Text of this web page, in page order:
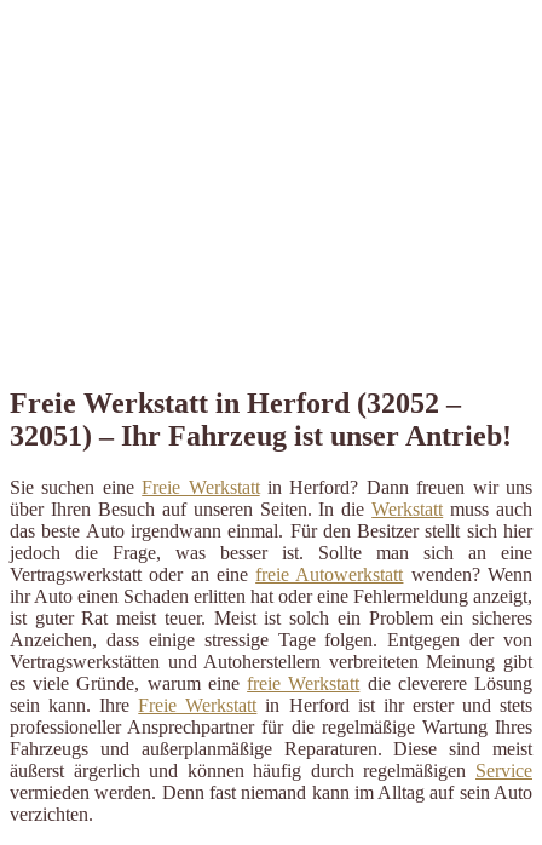
Freie Werkstatt in Herford (32052 –
32051) – Ihr Fahrzeug ist unser Antrieb!
Sie suchen eineFreie Werkstattin Herford? Dann freuen wir uns
über Ihren Besuch auf unseren Seiten. In dieWerkstatt muss auch
das beste Auto irgendwann einmal. Für den Besitzer stellt sich hier
jedoch die Frage, was besser ist. Sollte man sich an eine
Vertragswerkstatt oder an einefreie Autowerkstatt wenden? Wenn
ihr Auto einen Schaden erlitten hat oder eine Fehlermeldung anzeigt,
ist guter Rat meist teuer. Meist ist solch ein Problem ein sicheres
Anzeichen, dass einige stressige Tage folgen. Entgegen der von
Vertragswerkstätten und Autoherstellern verbreiteten Meinung gibt
es viele Gründe, warum einefreie Werkstatt die cleverere Lösung
sein kann. IhreFreie Werkstatt in Herford ist ihr erster und stets
professioneller Ansprechpartner für die regelmäßige Wartung Ihres
Fahrzeugs und außerplanmäßige Reparaturen. Diese sind meist
äußerst ärgerlich und können häufig durch regelmäßigen Service
vermieden werden. Denn fast niemand kann im Alltag auf sein Auto
verzichten.